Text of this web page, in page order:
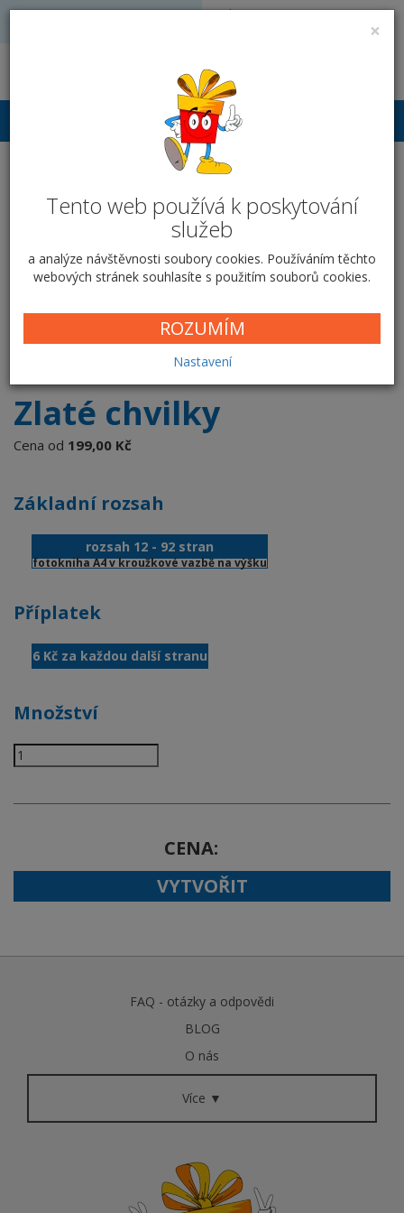
×
Tento web používá k poskytování
služeb
a analýze návštěvnosti soubory cookies. Používáním těchto
webových stránek souhlasíte s použitím souborů cookies.
ROZUMÍM
Nastavení
Volejte: 728 051 909
Přihlášení
Fotokniha kroužková A4 -
na výšku - Zlaté chvilky
chvilky
Parametry fotoknihy
Zlaté chvilky
Cena od 199,00 Kč
Základní rozsah
rozsah 12 - 92 stran
fotokniha A4 v kroužkové vazbě na výšku
Příplatek
6 Kč za každou další stranu
Množství
CENA
VYTVOŘIT
FAQ - otázky a odpovědi
BLOG
O nás
Více ▼